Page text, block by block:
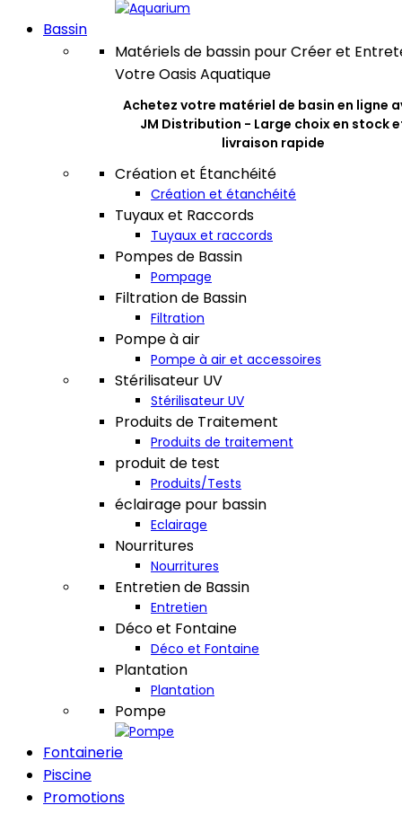
Bassin
Matériels de bassin pour Créer et
Votre Oasis Aquatique
Achetez votre matériel de basin en ligne
JM Distribution - Large choix en stock
livraison rapide
Création et Étanchéité
Création et étanchéité
Tuyaux et Raccords
Tuyaux et raccords
Pompes de Bassin
Pompage
Filtration de Bassin
Filtration
Pompe à air
Pompe à air et accessoires
Stérilisateur UV
Stérilisateur UV
Produits de Traitement
Produits de traitement
produit de test
Produits/Tests
éclairage pour bassin
Eclairage
Nourritures
Nourritures
Entretien de Bassin
Entretien
Déco et Fontaine
Déco et Fontaine
Plantation
Plantation
Pompe
Fontainerie
Piscine
Promotions